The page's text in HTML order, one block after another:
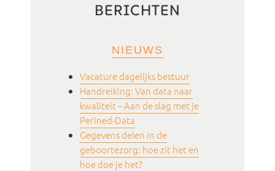
BERICHTEN
NIEUWS
Vacature dagelijks bestuur
Handreiking: Van data naar
kwaliteit – Aan de slag met je
Perined-Data
Gegevens delen in de
geboortezorg: hoe zit het en
hoe doe je het?